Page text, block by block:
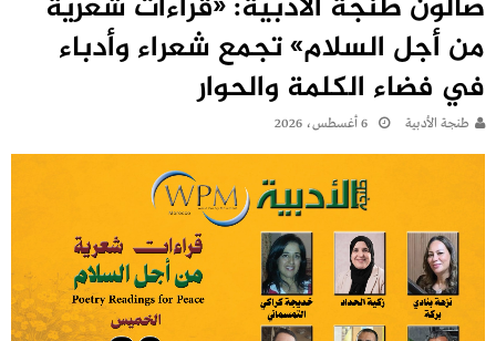
من أجل السلام» تجمع شعراء وأدباء
في فضاء الكلمة والحوار
طنجة الأدبية 6 أغسطس، 2026